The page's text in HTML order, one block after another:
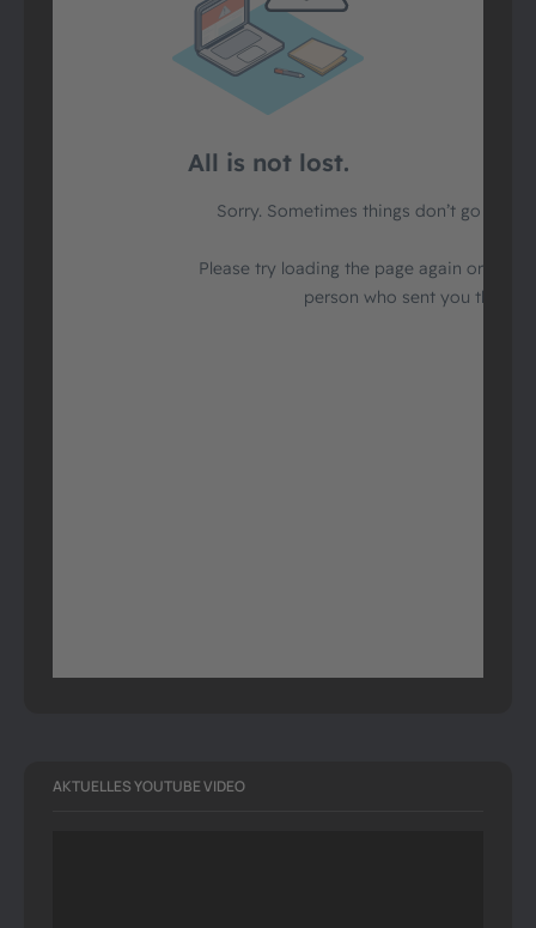
AKTUELLES YOUTUBE VIDEO